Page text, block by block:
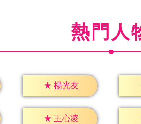
熱門人
★ 楊光友
★ 王心凌